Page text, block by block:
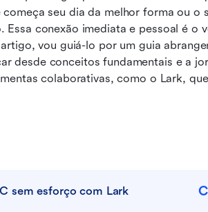
seu dia da melhor forma ou o
Essa conexão imediata e pessoal é o
vou guiá-lo por um guia
desde conceitos fundamentais e a
colaborativas, como o Lark,
sem esforço com Lark